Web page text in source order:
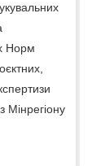
Норм
Мінрегіону